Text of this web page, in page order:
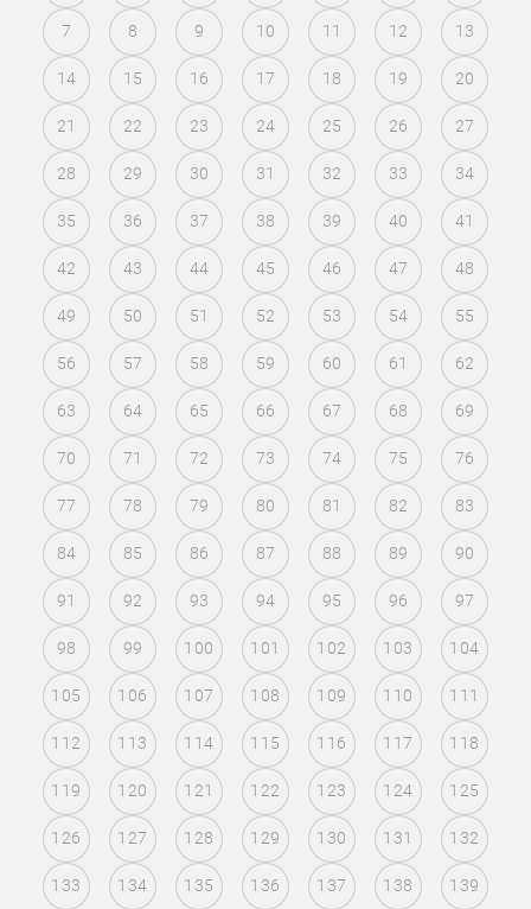
7 8 9 10 11 12 13
14 15 16 17 18 19 20
21 22 23 24 25 26 27
28 29 30 31 32 33 34
35 36 37 38 39 40 41
42 43 44 45 46 47 48
49 50 51 52 53 54 55
56 57 58 59 60 61 62
63 64 65 66 67 68 69
70 71 72 73 74 75 76
77 78 79 80 81 82 83
84 85 86 87 88 89 90
91 92 93 94 95 96 97
98 99 100 101 102 103 104
105 106 107 108 109 110 111
112 113 114 115 116 117 118
119 120 121 122 123 124 125
126 127 128 129 130 131 132
133 134 135 136 137 138 139